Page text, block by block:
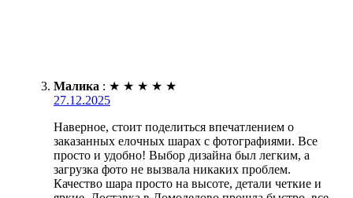
Малика : ★ ★ ★ ★ ★
27.12.2025
Наверное, стоит поделиться впечатлением о
заказанных елочных шарах с фотографиями. Все
просто и удобно! Выбор дизайна был легким, а
загрузка фото не вызвала никаких проблем.
Качество шара просто на высоте, детали четкие и